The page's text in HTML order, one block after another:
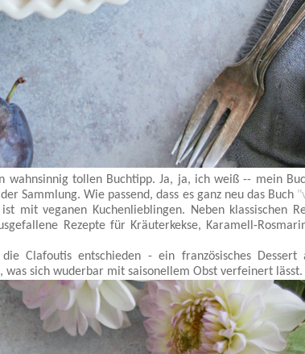
wahnsinnig tollen Buchtipp. Ja, ja, ich weiß -- mein
Sammlung. Wie passend, dass es ganz neu das Buch
mit veganen Kuchenlieblingen. Neben klassischen
Rezepte für Kräuterkekse, Karamell-
Clafoutis entschieden - ein französisches
was sich wuderbar mit saisonellem Obst verfeinert lässt.